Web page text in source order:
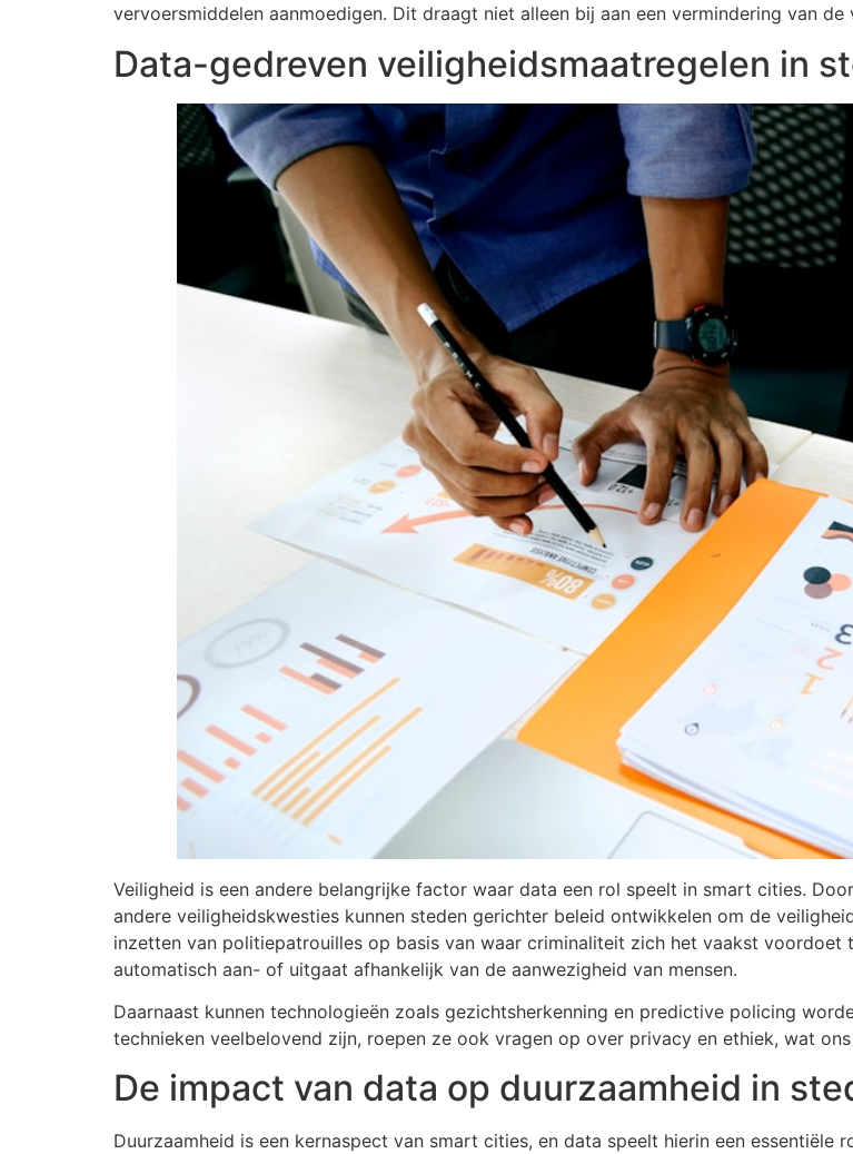
vervoersmiddelen aanmoedigen. Dit draagt niet alleen bij aan een vermindering van
Data-gedreven veiligheidsmaatregelen in
Veiligheid is een andere belangrijke factor waar data een rol speelt in smart cities.
andere veiligheidskwesties kunnen steden gerichter beleid ontwikkelen om de
inzetten van politiepatrouilles op basis van waar criminaliteit zich het vaakst
automatisch aan- of uitgaat afhankelijk van de aanwezigheid van mensen.
Daarnaast kunnen technologieën zoals gezichtsherkenning en predictive policing
technieken veelbelovend zijn, roepen ze ook vragen op over privacy en ethiek, wat
De impact van data op duurzaamheid in
Duurzaamheid is een kernaspect van smart cities, en data speelt hierin een